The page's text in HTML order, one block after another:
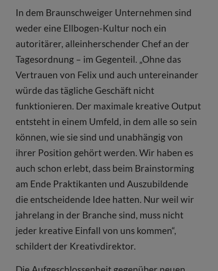
In dem Braunschweiger Unternehmen sind
weder eine Ellbogen-Kultur noch ein
autoritärer, alleinherschender Chef an der
Tagesordnung – im Gegenteil. „Ohne das
Vertrauen von Felix und auch untereinander
würde das tägliche Geschäft nicht
funktionieren. Der maximale kreative Output
entsteht in einem Umfeld, in dem alle so sein
können, wie sie sind und unabhängig von
ihrer Position gehört werden. Wir haben es
auch schon erlebt, dass beim Brainstorming
am Ende Praktikanten und Auszubildende
die entscheidende Idee hatten. Nur weil wir
jahrelang in der Branche sind, muss nicht
jeder kreative Einfall von uns kommen“,
schildert der Kreativdirektor.